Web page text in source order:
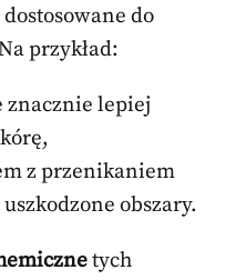
do
przykład:
znacznie lepiej
z przenikaniem
obszary.
tych